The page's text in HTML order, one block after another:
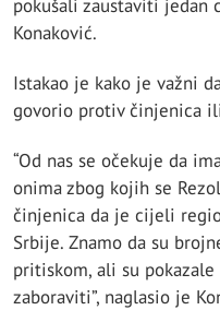
pokušali zaustaviti jedan
Konaković.
Istakao je kako je važni
govorio protiv činjenica
“Od nas se očekuje da
onima zbog kojih se
činjenica da je cijeli
Srbije. Znamo da su
pritiskom, ali su pokazale
zaboraviti”, naglasio je